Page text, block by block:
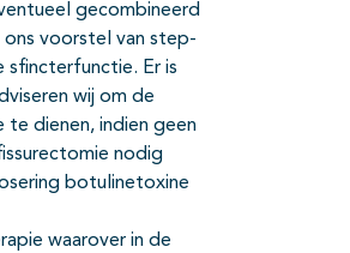
gecombineerd
voorstel van step-
Er is
wij om de
dienen, indien geen
nodig
botulinetoxine
waarover in de